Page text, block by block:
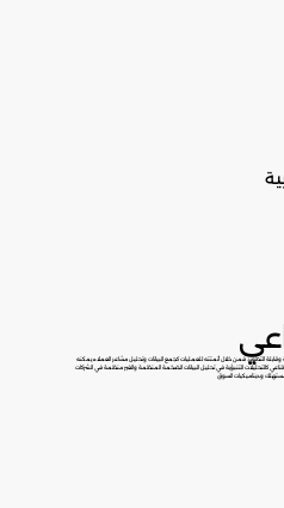
التطوير. فمن خلال أتمتته للعمليات كجمع البيانات وتحليل مشاعر العملاء يمكنه
كالتحليلات التنبؤية في تحليل البيانات الضخمة المنظمة والغير منظمة في الشركات
وديناميكيات السوق